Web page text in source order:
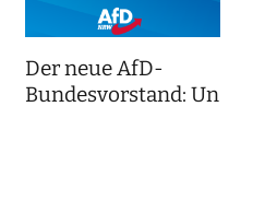
Der neue AfD-
Bundesvorstand: